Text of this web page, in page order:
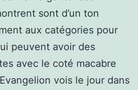
sont d’un ton
aux catégories pour
peuvent avoir des
avec le coté macabre
vois le jour dans